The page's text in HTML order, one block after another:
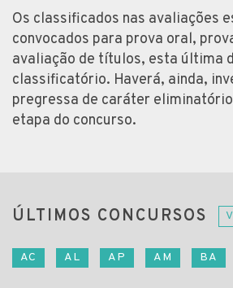
Os classificados nas avaliações
convocados para prova oral,
avaliação de títulos, esta última
classificatório. Haverá, ainda,
pregressa de caráter
etapa do concurso.
ÚLTIMOS CONCURSOS
AC AL AP AM BA